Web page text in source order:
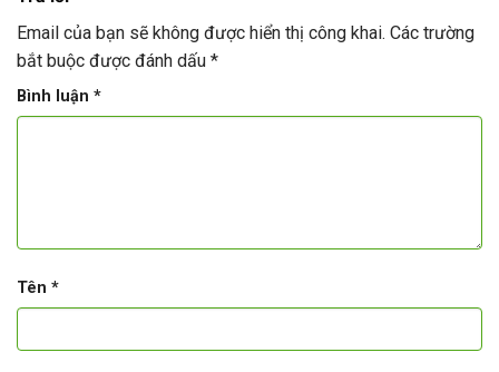
Email của bạn sẽ không được hiển thị công khai. Các trường
bắt buộc được đánh dấu *
Bình luận *
Tên *